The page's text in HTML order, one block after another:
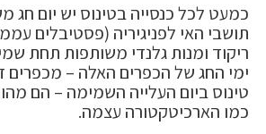
כמעט לכל כנסייה בטינוס יש יום חג
תושבי האי לפניגיריה (פסטיבלים
ריקוד ומנות גלנדי משותפות תחת
ימי החג של הכפרים האלה – מכפרים
טינוס ביום העלייה השמימה – הם
כמו הארכיטקטורה עצמה.